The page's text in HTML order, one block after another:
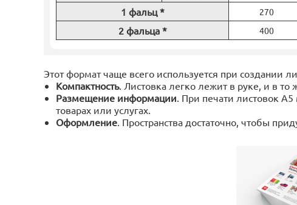
1 фальц * 270
2 фальца * 400
Этот формат чаще всего используется при создании
Компактность. Листовка легко лежит в руке, и в
Размещение информации. При печати листовок
товарах или услугах.
Оформление. Пространства достаточно, чтобы